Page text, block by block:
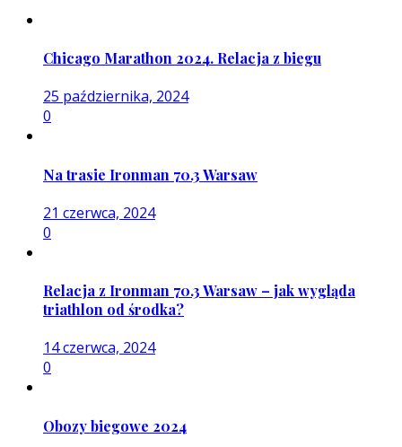
Chicago Marathon 2024. Relacja z biegu
25 października, 2024
0
Na trasie Ironman 70.3 Warsaw
21 czerwca, 2024
0
Relacja z Ironman 70.3 Warsaw – jak wygląda
triathlon od środka?
14 czerwca, 2024
0
Obozy biegowe 2024